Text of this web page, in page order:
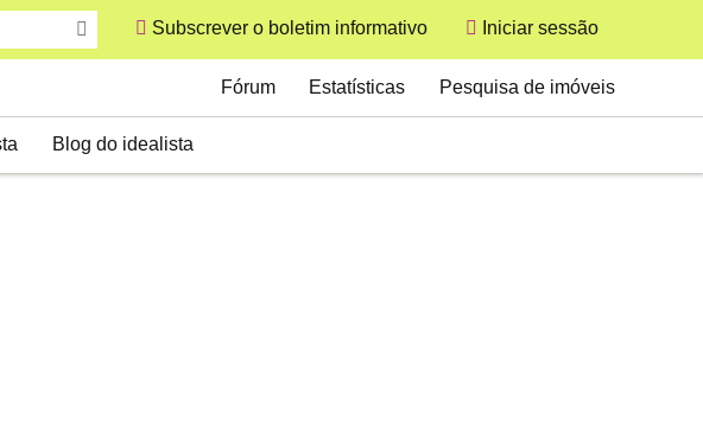
Subscrever o boletim informativo
User
Iniciar sessão
Blog do idealista
Secondary
Fórum Estatísticas Pesquisa de imóveis